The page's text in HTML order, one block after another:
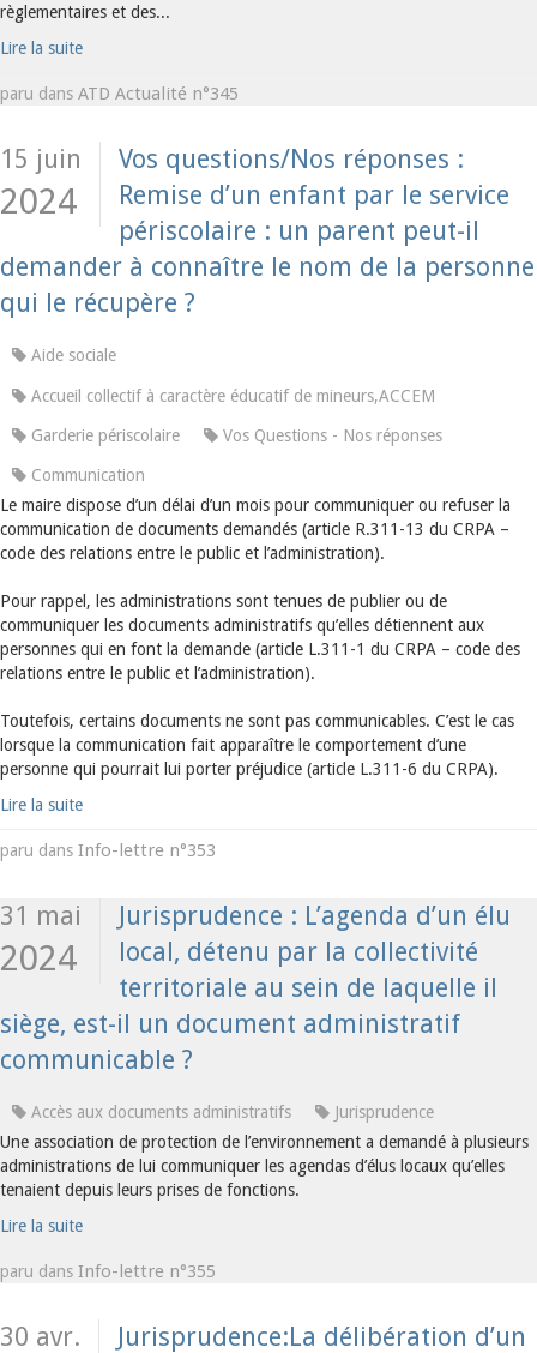
règlementaires et des...
Lire la suite
paru dans ATD Actualité n°345
15 juin
2024
Vos questions/Nos réponses :
Remise d’un enfant par le service
périscolaire : un parent peut-il
demander à connaître le nom de la personne
qui le récupère ?
Aide sociale
Accueil collectif à caractère éducatif de mineurs,ACCEM
Garderie périscolaire Vos Questions - Nos réponses
Communication
Le maire dispose d’un délai d’un mois pour communiquer ou refuser la
communication de documents demandés (article R.311-13 du CRPA –
code des relations entre le public et l’administration).
Pour rappel, les administrations sont tenues de publier ou de
communiquer les documents administratifs qu’elles détiennent aux
personnes qui en font la demande (article L.311-1 du CRPA – code des
relations entre le public et l’administration).
Toutefois, certains documents ne sont pas communicables. C’est le cas
lorsque la communication fait apparaître le comportement d’une
personne qui pourrait lui porter préjudice (article L.311-6 du CRPA).
Lire la suite
paru dans Info-lettre n°353
31 mai
2024
Jurisprudence : L’agenda d’un élu
local, détenu par la collectivité
territoriale au sein de laquelle il
siège, est-il un document administratif
communicable ?
Accès aux documents administratifs
Jurisprudence
Une association de protection de l’environnement a demandé à plusieurs
administrations de lui communiquer les agendas d’élus locaux qu’elles
tenaient depuis leurs prises de fonctions.
Lire la suite
paru dans Info-lettre n°355
30 avr.
Jurisprudence:La délibération d’un